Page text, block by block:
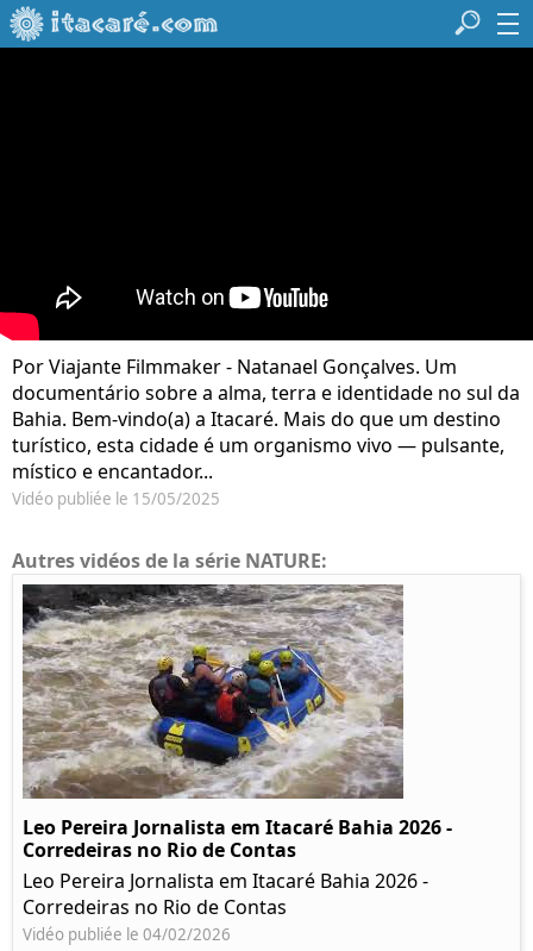
Por Viajante Filmmaker - Natanael Gonçalves. Um
documentário sobre a alma, terra e identidade no sul da
Bahia. Bem-vindo(a) a Itacaré. Mais do que um destino
turístico, esta cidade é um organismo vivo — pulsante,
místico e encantador...
Vidéo publiée le 15/05/2025
Autres vidéos de la série NATURE:
Leo Pereira Jornalista em Itacaré Bahia 2026 -
Corredeiras no Rio de Contas
Leo Pereira Jornalista em Itacaré Bahia 2026 -
Corredeiras no Rio de Contas
Vidéo publiée le 04/02/2026